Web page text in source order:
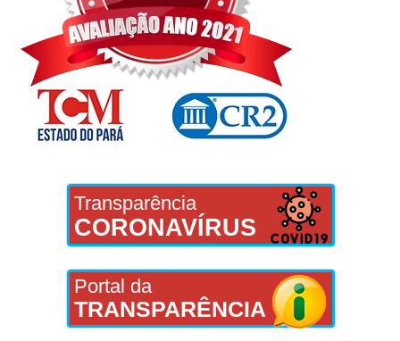
Transparência
CORONAVÍRUS
Portal da
TRANSPARÊNCIA